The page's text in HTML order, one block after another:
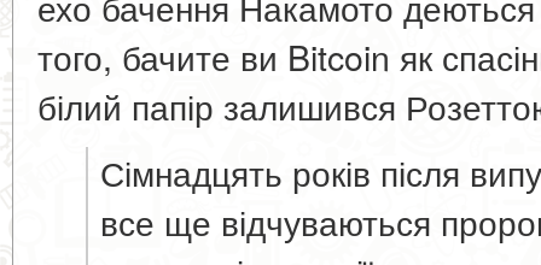
того, бачите ви Bitcoin як
білий папір залишився
Сімнадцять років після
все ще відчуваються